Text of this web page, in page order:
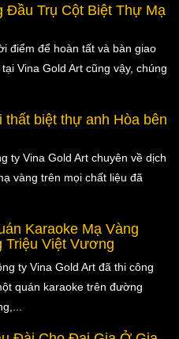
Đầu Trụ Cột Biệt Thự Mạ
điểm để hoàn tất và bàn giao
Vina Gold Art cũng vậy, chúng
thất biệt thự anh Hòa bên
ty Vina Gold Art chuyên về dịch
vàng trên mọi chất liệu đã
Karaoke Mạ Vàng
Triệu Việt Vương
ty Vina Gold Art đã thi công
quán karaoke trên đường